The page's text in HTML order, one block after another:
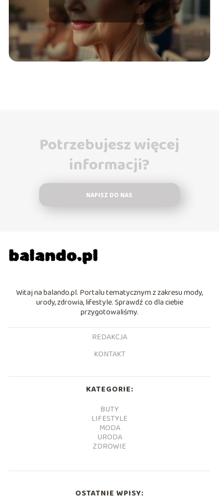
Potrzebujesz więcej
informacji?
NAPISZ DO NAS
Witaj na balando.pl. Portalu tematycznym z zakresu mody,
urody, zdrowia, lifestyle. Sprawdź co dla ciebie
przygotowaliśmy.
REDAKCJA
KONTAKT
KATEGORIE:
BUTY
LIFESTYLE
MODA
URODA
ZDROWIE
OSTATNIE WPISY: